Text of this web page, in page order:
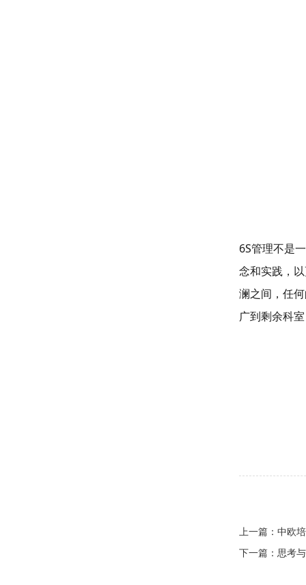
6S管理不是
念和实践，
澜之间，任
广到剩余科
上一篇： 中欧
下一篇： 思考